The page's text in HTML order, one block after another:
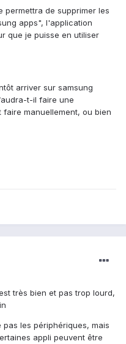
permettra de supprimer les
apps", l'application
que je puisse en utiliser
arriver sur samsung
t-il faire une
manuellement, ou bien
très bien et pas trop lourd,
les périphériques, mais
appli peuvent être